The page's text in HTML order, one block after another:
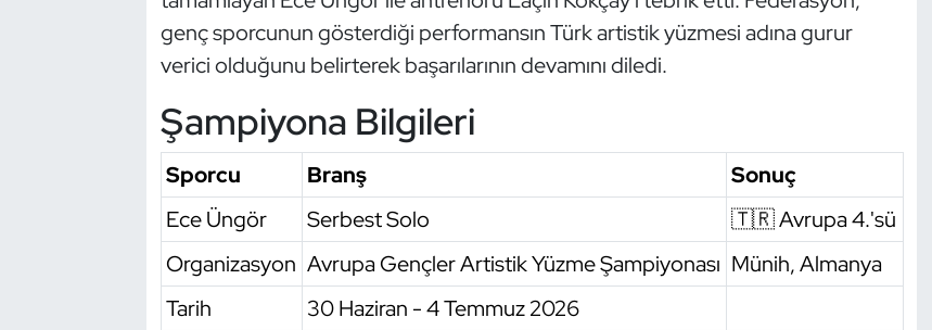
genç sporcunun gösterdiği performansın Türk artistik yüzmesi adına gurur
verici olduğunu belirterek başarılarının devamını diledi.
Şampiyona Bilgileri
Sporcu Branş
Sonuç
Ece Üngör
Serbest Solo
🇹🇷 Avrupa 4.'sü
Organizasyon Avrupa Gençler Artistik Yüzme Şampiyonası Münih, Almanya
Tarih
30 Haziran - 4 Temmuz 2026
Motor Sporları
Özel Sporcular